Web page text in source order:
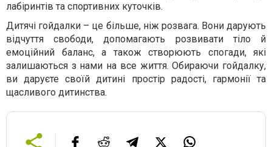
лабіринтів та спортивних куточків.
Дитячі гойдалки – це більше, ніж розвага. Вони дарують
відчуття свободи, допомагають розвивати тіло й
емоційний баланс, а також створюють спогади, які
залишаються з нами на все життя. Обираючи гойдалку,
ви даруєте своїй дитині простір радості, гармонії та
щасливого дитинства.